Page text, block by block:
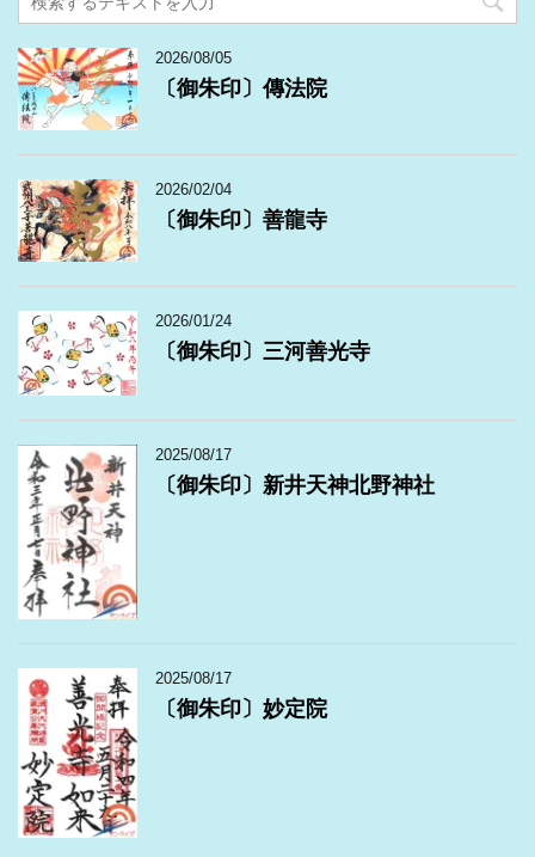
2026/08/05
〔御朱印〕傳法院
2026/02/04
〔御朱印〕善龍寺
2026/01/24
〔御朱印〕三河善光寺
2025/08/17
〔御朱印〕新井天神北野神社
2025/08/17
〔御朱印〕妙定院